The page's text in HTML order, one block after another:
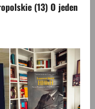
(13) O jeden